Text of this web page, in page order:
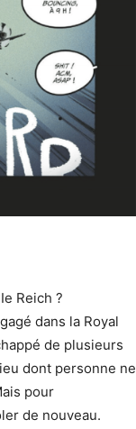
Reich ?
dans la Royal
de plusieurs
dont personne ne
pour
de nouveau.